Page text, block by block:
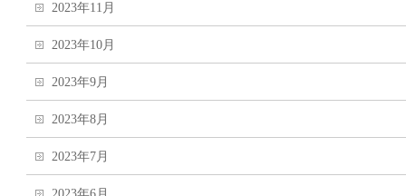
2023年11月
2023年10月
2023年9月
2023年8月
2023年7月